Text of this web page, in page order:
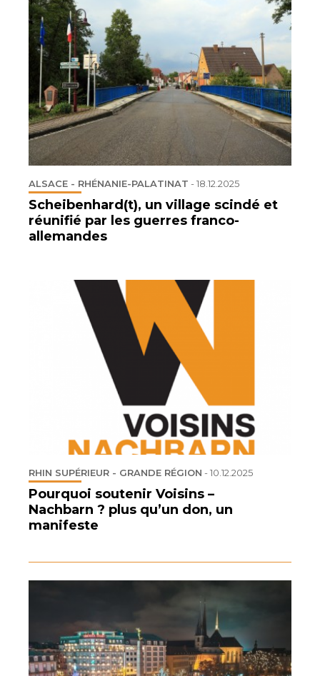
ALSACE - RHÉNANIE-PALATINAT -18.12.2025
Scheibenhard(t), un village scindé et
réunifié par les guerres franco-
allemandes
RHIN SUPÉRIEUR - GRANDE RÉGION -10.12.2025
Pourquoi soutenir Voisins –
Nachbarn ? plus qu’un don, un
manifeste